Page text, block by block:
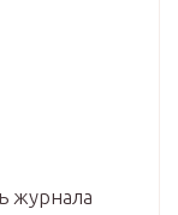
журнала